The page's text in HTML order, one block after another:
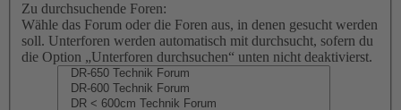
Zu durchsuchende Foren:
Wähle das Forum oder die Foren aus, in denen gesucht werden
soll. Unterforen werden automatisch mit durchsucht, sofern du
die Option „Unterforen durchsuchen“ unten nicht deaktivierst.